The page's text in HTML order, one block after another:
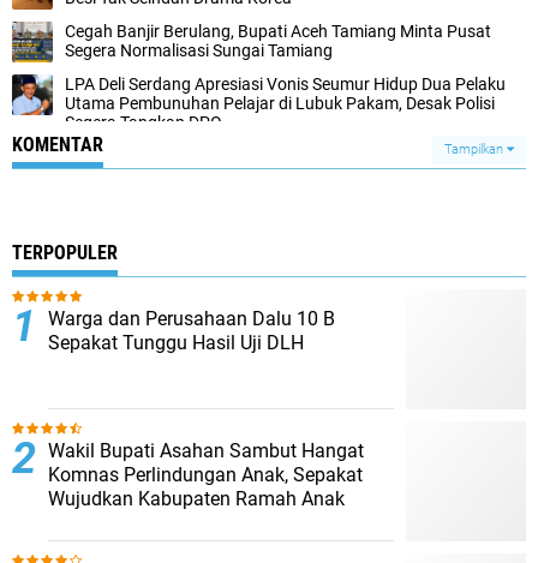
Cegah Banjir Berulang, Bupati Aceh Tamiang Minta Pusat
Segera Normalisasi Sungai Tamiang
LPA Deli Serdang Apresiasi Vonis Seumur Hidup Dua Pelaku
Utama Pembunuhan Pelajar di Lubuk Pakam, Desak Polisi
Segera Tangkap DPO
KOMENTAR Tampilkan
TERPOPULER
Warga dan Perusahaan Dalu 10 B
Sepakat Tunggu Hasil Uji DLH
Wakil Bupati Asahan Sambut Hangat
Komnas Perlindungan Anak, Sepakat
Wujudkan Kabupaten Ramah Anak